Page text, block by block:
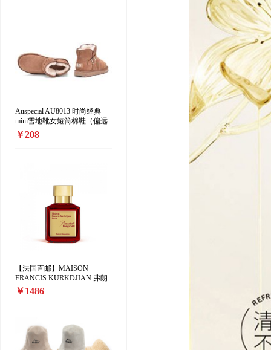
Auspecial AU8013 时尚经典
mini雪地靴女短筒棉鞋（偏远
地区加收10元/双）
￥208
【法国直邮】MAISON
FRANCIS KURKDJIAN 弗朗
西斯·库尔吉安「红色百家乐香
精版」中性香水 EDP香精35-
￥1486